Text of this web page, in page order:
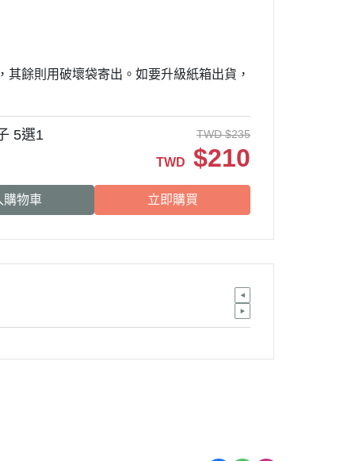
餘則用破壞袋寄出。如要升級紙箱出貨，
5選1 TWD $235
TWD $210
購物車 立即購買